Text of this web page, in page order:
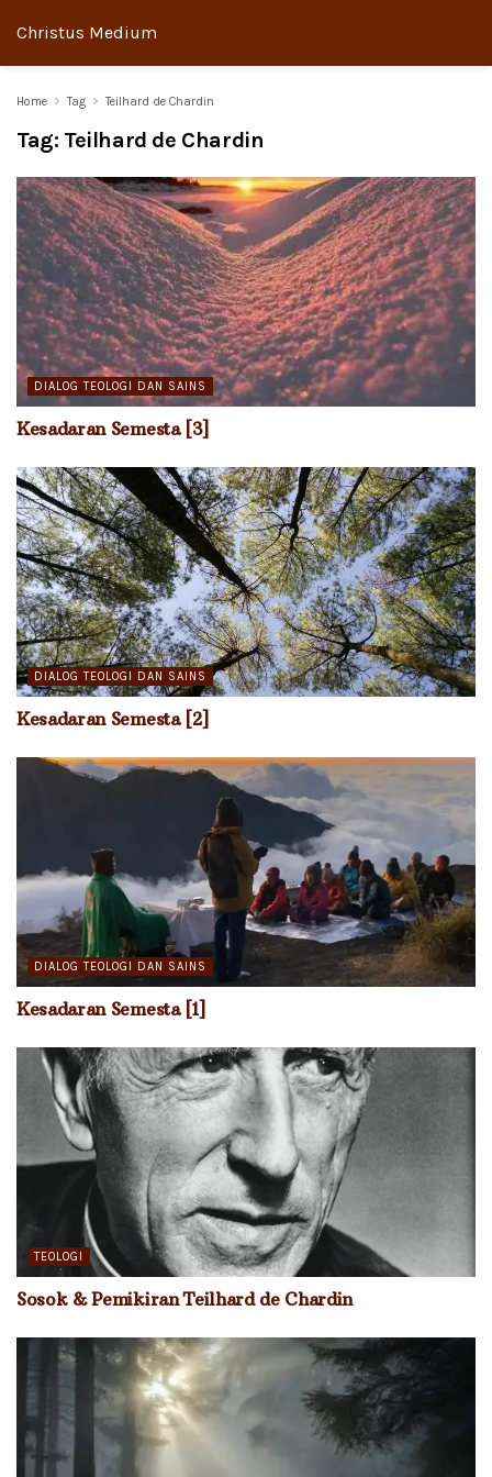
Christus Medium
Home Tag Teilhard de Chardin
Tag: Teilhard de Chardin
DIALOG TEOLOGI DAN SAINS
Kesadaran Semesta [3]
DIALOG TEOLOGI DAN SAINS
Kesadaran Semesta [2]
DIALOG TEOLOGI DAN SAINS
Kesadaran Semesta [1]
TEOLOGI
Sosok & Pemikiran Teilhard de Chardin